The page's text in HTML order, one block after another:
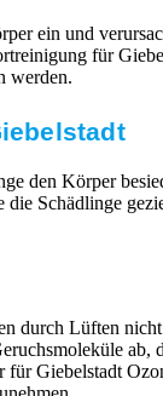
ein und
für
werden.
den Körper
Schädlinge
durch Lüften
Giebelstadt